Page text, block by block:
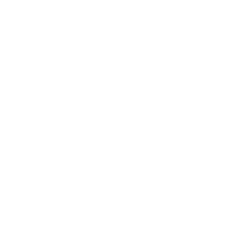
ca lemnul și practică ca gresia, pardoseala
este concepută și testată cât pentru spațiile de
desen reliefat și diferit de la o placă la alta, rezultatul